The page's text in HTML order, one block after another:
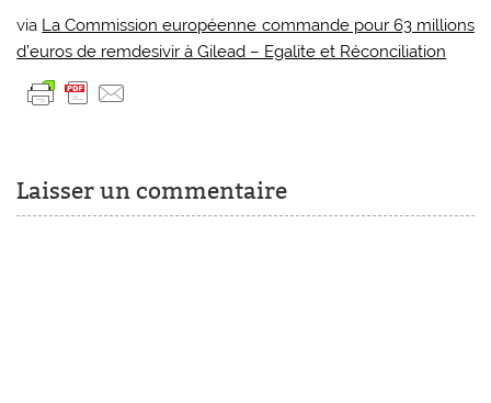
via La Commission européenne commande pour 63 millions
d’euros de remdesivir à Gilead – Egalite et Réconciliation
Laisser un commentaire